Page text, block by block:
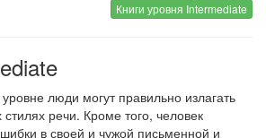
Книги уровня Intermediate
люди могут правильно излагать
речи. Кроме того, человек
в своей и чужой письменной и